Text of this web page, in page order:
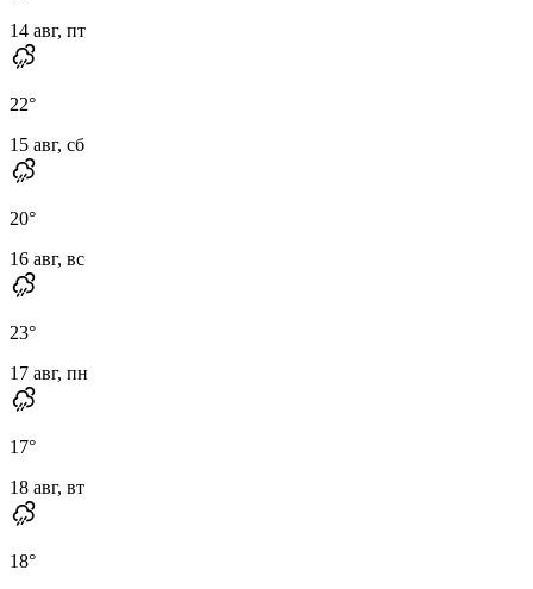
14 авг, пт
22°
15 авг, сб
20°
16 авг, вс
23°
17 авг, пн
17°
18 авг, вт
18°